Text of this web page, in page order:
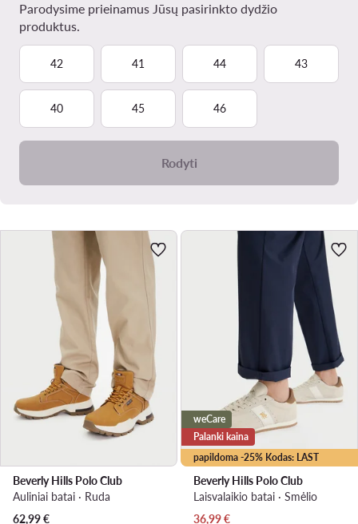
Parodysime prieinamus Jūsų pasirinkto dydžio
produktus.
42 41 44 43
40 45 46
Rodyti
Beverly Hills Polo Club
Auliniai batai · Ruda
62,99€
papildoma -25% Kodas: LAST
weCare
Palanki kaina
Beverly Hills Polo Club
Laisvalaikio batai · Smėlio
Dabartinė kaina
36,99€